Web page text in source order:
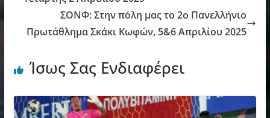
ΣΟΝΦ: Στην πόλη μας το 2ο Πανελλήνιο
Πρωτάθλημα Σκάκι Κωφών, 5&6 Απριλίου 2025
Ίσως Σας Ενδιαφέρει